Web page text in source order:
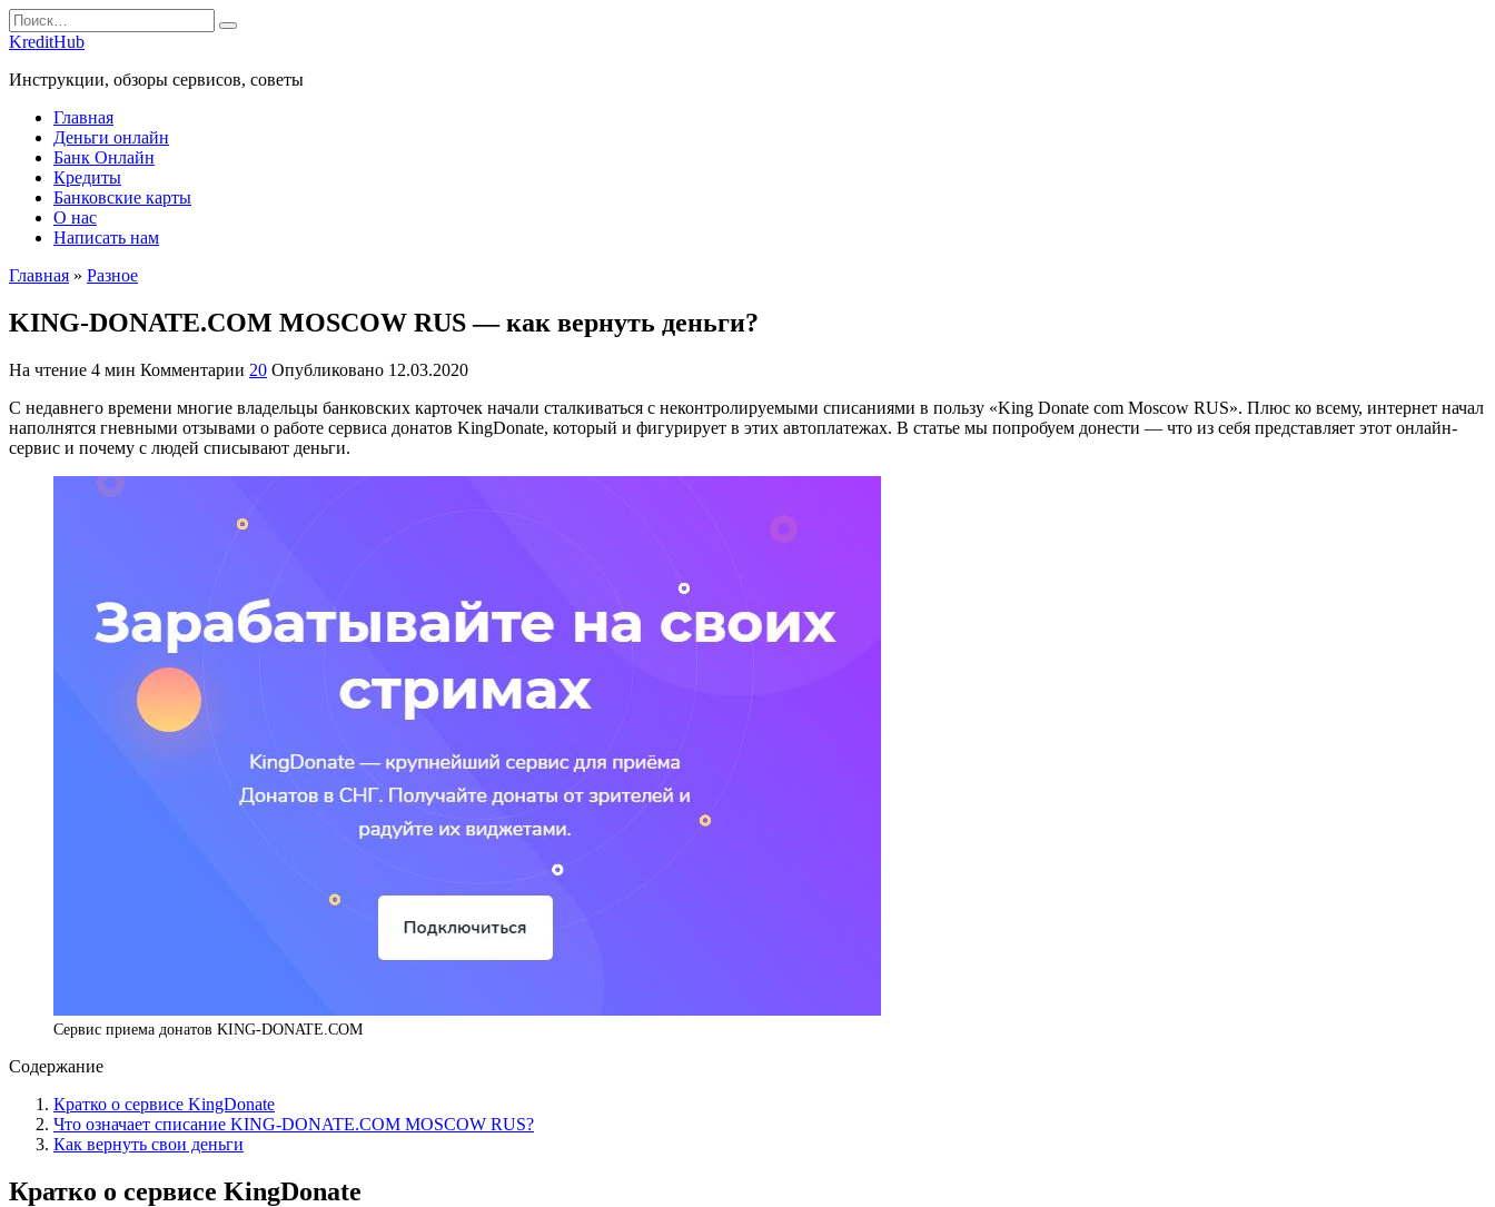
Перейти
к
Search
for:
KreditHub
Инструкции, обзоры сервисов, советы
Главная
Деньги онлайн
Банк Онлайн
Кредиты
Банковские карты
О нас
Написать нам
Главная » Разное
KING-DONATE.COM MOSCOW RUS — как вернуть деньги?
На чтение 4 мин Комментарии 20 Опубликовано 12.03.2020
С недавнего времени многие владельцы банковских карточек начали сталкиваться с неконтролируемыми списаниями в пользу «King Donate com Moscow RUS». Плюс ко всему, интернет начал
наполнятся гневными отзывами о работе сервиса донатов KingDonate, который и фигурирует в этих автоплатежах. В статье мы попробуем донести — что из себя представляет этот онлайн-
сервис и почему с людей списывают деньги.
Сервис приема донатов KING-DONATE.COM
Содержание
Кратко о сервисе KingDonate
Что означает списание KING-DONATE.COM MOSCOW RUS?
Как вернуть свои деньги
Кратко о сервисе KingDonate